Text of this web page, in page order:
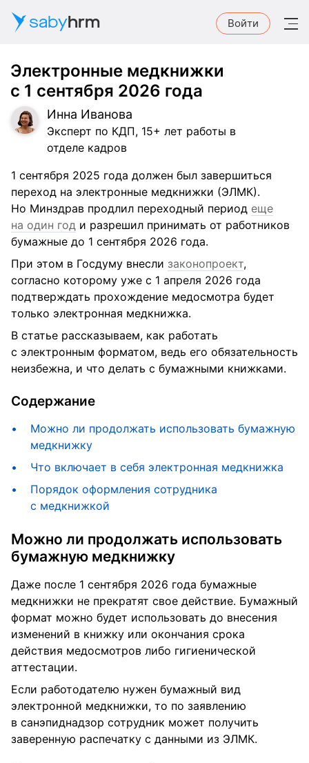
sabyhrm Войти
Электронные медкнижки
с 1 сентября 2026 года
Инна Иванова
Эксперт по КДП, 15+ лет работы в
отделе кадров
1 сентября 2025 года должен был завершиться
переход на электронные медкнижки (ЭЛМК).
Но Минздрав продлил переходный период еще
на один год и разрешил принимать от работников
бумажные до 1 сентября 2026 года.
При этом в Госдуму внесли законопроект,
согласно которому уже с 1 апреля 2026 года
подтверждать прохождение медосмотра будет
только электронная медкнижка.
В статье рассказываем, как работать
с электронным форматом, ведь его обязательность
неизбежна, и что делать с бумажными книжками.
Содержание
Можно ли продолжать использовать бумажную
медкнижку
Что включает в себя электронная медкнижка
Порядок оформления сотрудника
с медкнижкой
Можно ли продолжать использовать
бумажную медкнижку
Даже после 1 сентября 2026 года бумажные
медкнижки не прекратят свое действие. Бумажный
формат можно будет использовать до внесения
изменений в книжку или окончания срока
действия медосмотров либо гигиенической
аттестации.
Если работодателю нужен бумажный вид
электронной медкнижки, то по заявлению
в санэпиднадзор сотрудник может получить
заверенную распечатку с данными из ЭЛМК.